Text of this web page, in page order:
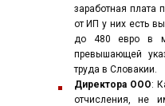
заработная плата
от ИП у них есть
до 480 евро в
превышающей
труда в Словакии.
Директора ООО:
отчисления, не